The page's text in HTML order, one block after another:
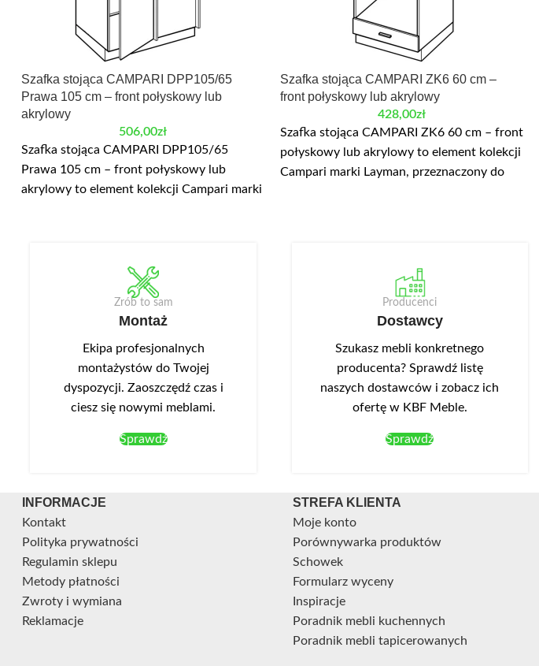
Szafka stojąca CAMPARI DPP105/65
Prawa 105 cm – front połyskowy lub
akrylowy
506,00zł
Szafka stojąca CAMPARI DPP105/65
Prawa 105 cm – front połyskowy lub
akrylowy to element kolekcji Campari marki
danych produktu wskazano: płyta
laminowana, front akrylowy. Prawa,
jednodrzwiowa szafka narożna DPP 105,
będąca elementem kolekcji Campari.
Szafka stojąca CAMPARI ZK6 60 cm –
front połyskowy lub akrylowy
428,00zł
Szafka stojąca CAMPARI ZK6 60 cm – front
połyskowy lub akrylowy to element kolekcji
Campari marki Layman, przeznaczony do
akrylowy. Szafka stojąca do zabudowy
Zrób to sam
Montaż
Ekipa profesjonalnych
montażystów do Twojej
dyspozycji. Zaoszczędź czas i
ciesz się nowymi meblami.
Sprawdź
Producenci
Dostawcy
Szukasz mebli konkretnego
producenta? Sprawdź listę
naszych dostawców i zobacz ich
ofertę w KBF Meble.
Sprawdź
INFORMACJE
Kontakt
Polityka prywatności
Regulamin sklepu
Metody płatności
Zwroty i wymiana
Reklamacje
STREFA KLIENTA
Moje konto
Porównywarka produktów
Schowek
Formularz wyceny
Inspiracje
Poradnik mebli kuchennych
Poradnik mebli tapicerowanych